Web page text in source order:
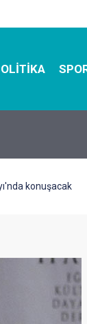
Dayanıklı
konuşacak